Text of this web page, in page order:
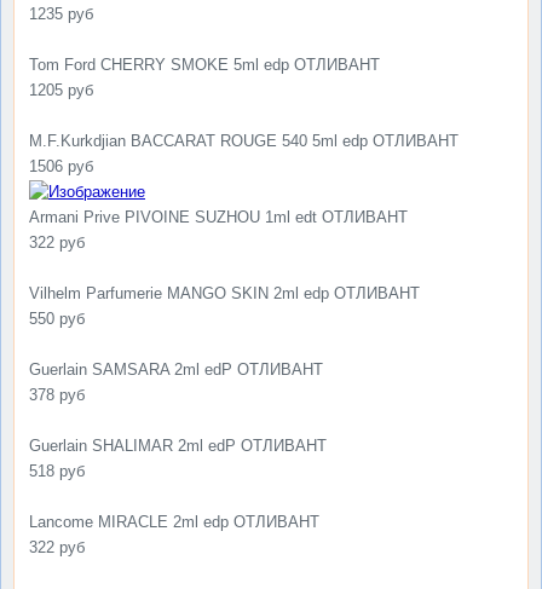
1235 руб
Tom Ford CHERRY SMOKE 5ml edp ОТЛИВАНТ
1205 руб
M.F.Kurkdjian BACCARAT ROUGE 540 5ml edp ОТЛИВАНТ
1506 руб
Armani Prive PIVOINE SUZHOU 1ml edt ОТЛИВАНТ
322 руб
Vilhelm Parfumerie MANGO SKIN 2ml edp ОТЛИВАНТ
550 руб
Guerlain SAMSARA 2ml edP ОТЛИВАНТ
378 руб
Guerlain SHALIMAR 2ml edP ОТЛИВАНТ
518 руб
Lancome MIRACLE 2ml edp ОТЛИВАНТ
322 руб